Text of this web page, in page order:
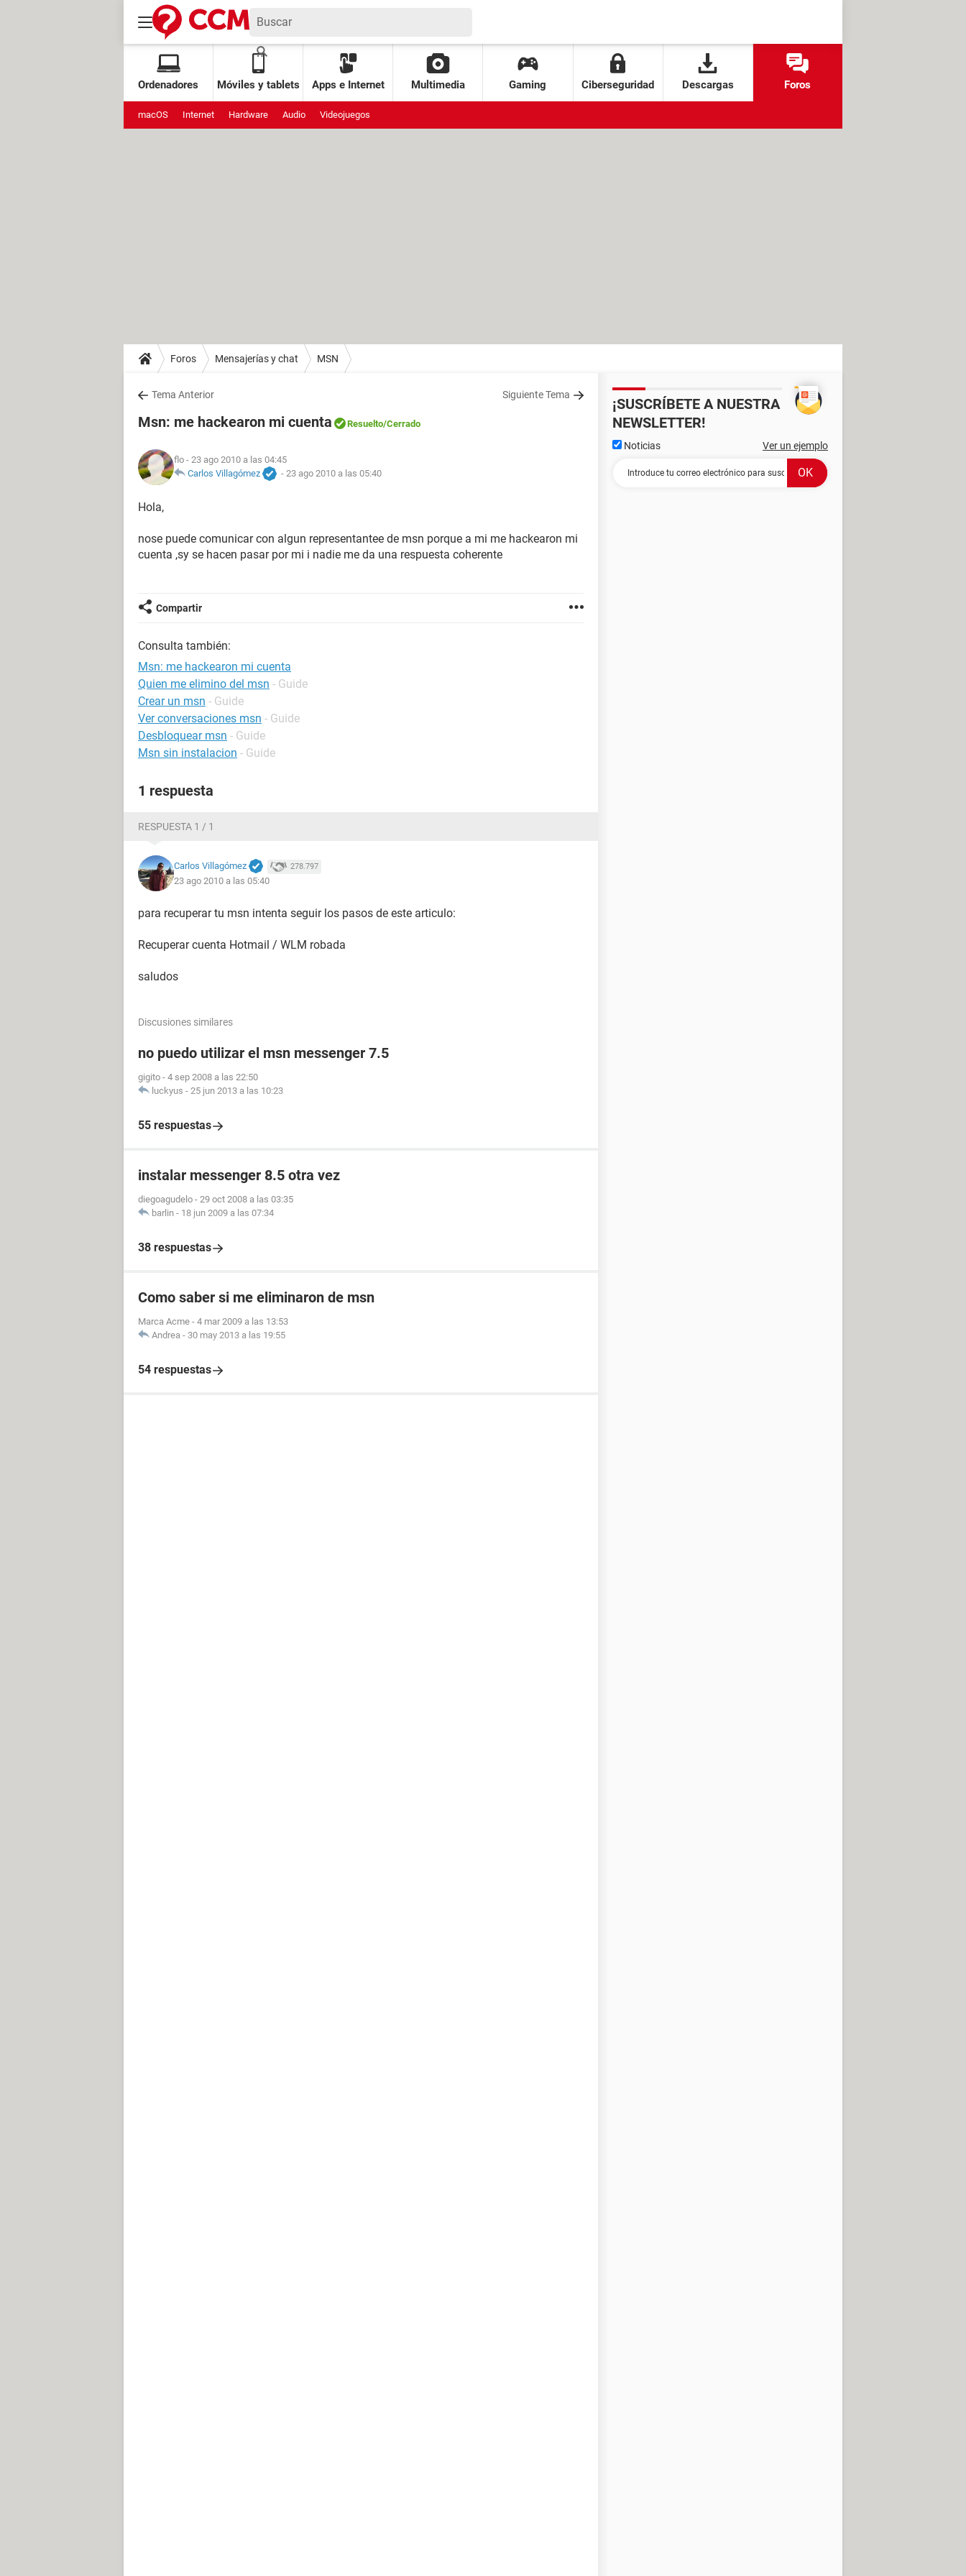
Ordenadores Móviles y tablets Apps e Internet Multimedia Gaming Ciberseguridad Descargas Foros
macOS Internet Hardware Audio Videojuegos
Foros Mensajerías y chat MSN
Tema Anterior Siguiente Tema
Msn: me hackearon mi cuenta Resuelto/Cerrado
flo - 23 ago 2010 a las 04:45
Carlos Villagómez
- 23 ago 2010 a las 05:40
Hola,
nose puede comunicar con algun representantee de msn porque a mi me hackearon mi
cuenta ,sy se hacen pasar por mi i nadie me da una respuesta coherente
Compartir
Consulta también:
Msn: me hackearon mi cuenta
Quien me elimino del msn - Guide
Crear un msn - Guide
Ver conversaciones msn - Guide
Desbloquear msn - Guide
Msn sin instalacion - Guide
1 respuesta
RESPUESTA 1 / 1
Carlos Villagómez 278.797
23 ago 2010 a las 05:40
para recuperar tu msn intenta seguir los pasos de este articulo:
Recuperar cuenta Hotmail / WLM robada
saludos
Discusiones similares
no puedo utilizar el msn messenger 7.5
gigito - 4 sep 2008 a las 22:50
luckyus - 25 jun 2013 a las 10:23
55 respuestas
instalar messenger 8.5 otra vez
diegoagudelo - 29 oct 2008 a las 03:35
barlin - 18 jun 2009 a las 07:34
38 respuestas
Como saber si me eliminaron de msn
Marca Acme - 4 mar 2009 a las 13:53
Andrea - 30 may 2013 a las 19:55
54 respuestas
¡SUSCRÍBETE A NUESTRA
NEWSLETTER!
Noticias Ver un ejemplo